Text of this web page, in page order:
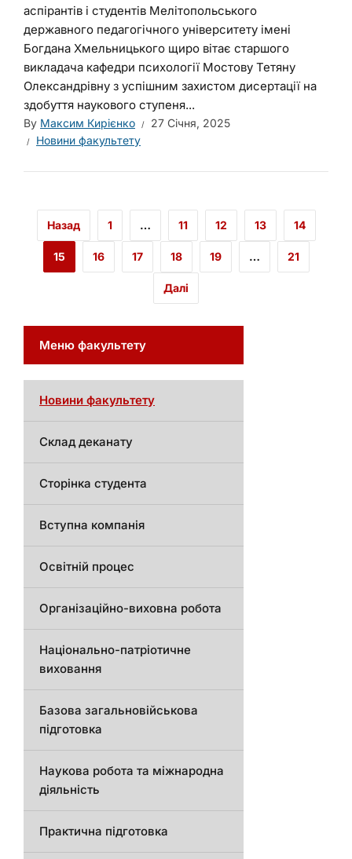
аспірантів і студентів Мелітопольського
державного педагогічного університету імені
Богдана Хмельницького щиро вітає старшого
викладача кафедри психології Мостову Тетяну
Олександрівну з успішним захистом дисертації на
здобуття наукового ступеня...
By Максим Кирієнко
27 Січня, 2025
Новини факультету
Назад 1 … 11 12 13 14
15 16 17 18 19 … 21
Далі
Меню факультету
Новини факультету
Склад деканату
Сторінка студента
Вступна компанія
Освітній процес
Організаційно-виховна робота
Національно-патріотичне
виховання
Базова загальновійськова
підготовка
Наукова робота та міжнародна
діяльність
Практична підготовка